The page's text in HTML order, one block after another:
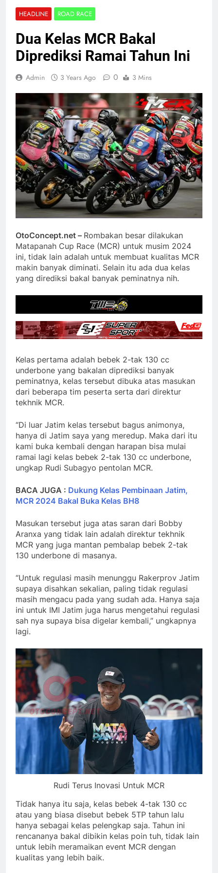
HEADLINE ROAD RACE
Dua Kelas MCR Bakal
Diprediksi Ramai Tahun Ini
Admin 3 Years Ago 0 3 Mins
OtoConcept.net – Rombakan besar dilakukan
Matapanah Cup Race (MCR) untuk musim 2024
ini, tidak lain adalah untuk membuat kualitas MCR
makin banyak diminati. Selain itu ada dua kelas
yang dirediksi bakal banyak peminatnya nih.
Kelas pertama adalah bebek 2-tak 130 cc
underbone yang bakalan diprediksi banyak
peminatnya, kelas tersebut dibuka atas masukan
dari beberapa tim peserta serta dari direktur
tekhnik MCR.
“Di luar Jatim kelas tersebut bagus animonya,
hanya di Jatim saya yang meredup. Maka dari itu
kami buka kembali dengan harapan bisa mulai
ramai lagi kelas bebek 2-tak 130 cc underbone,
ungkap Rudi Subagyo pentolan MCR.
BACA JUGA : Dukung Kelas Pembinaan Jatim,
MCR 2024 Bakal Buka Kelas BH8
Masukan tersebut juga atas saran dari Bobby
Aranxa yang tidak lain adalah direktur tekhnik
MCR yang juga mantan pembalap bebek 2-tak
130 underbone di masanya.
“Untuk regulasi masih menunggu Rakerprov Jatim
supaya disahkan sekalian, paling tidak regulasi
masih mengacu pada yang sudah ada. Hanya saja
ini untuk IMI Jatim juga harus mengetahui regulasi
sah nya supaya bisa digelar kembali,” ungkapnya
lagi.
Rudi Terus Inovasi Untuk MCR
Tidak hanya itu saja, kelas bebek 4-tak 130 cc
atau yang biasa disebut bebek 5TP tahun lalu
hanya sebagai kelas pelengkap saja. Tahun ini
rencananya bakal dibikin kelas poin tuh, tidak lain
untuk lebih meramaikan event MCR dengan
kualitas yang lebih baik.